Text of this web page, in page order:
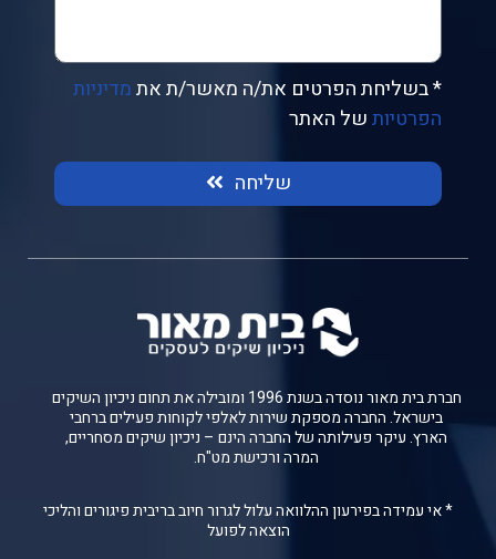
* בשליחת הפרטים את/ה מאשר/ת אתמדיניות
הפרטיותשל האתר
שליחה
חברת בית מאור נוסדה בשנת 1996 ומובילה את תחום ניכיון השיקים
בישראל. החברה מספקת שירות לאלפי לקוחות פעילים ברחבי
הארץ. עיקר פעילותה של החברה הינם – ניכיון שיקים מסחריים,
המרה ורכישת מט"ח.
* אי עמידה בפירעון ההלוואה עלול לגרור חיוב בריבית פיגורים והליכי
הוצאה לפועל